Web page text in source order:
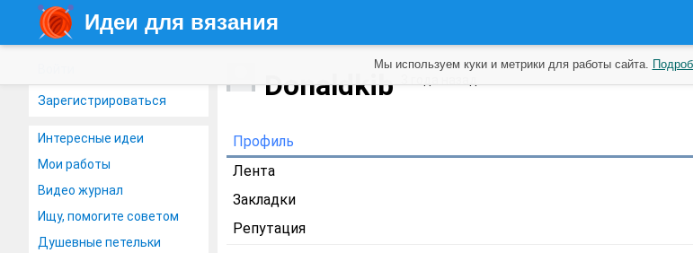
Идеи для вязания
Зарегистрироваться
Интересные идеи
Мои работы
Видео журнал
Ищу, помогите советом
Душевные петельки
Donaldkib
Профиль
Лента
Закладки
Репутация
Мы используем куки и метрики для работы сайта.